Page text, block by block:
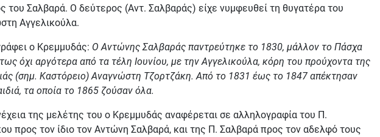
του Σαλβαρά. Ο δεύτερος (Αντ. Σαλβαράς) είχε νυμφευθεί τη θυγατέρα του
Αγγελικούλα.
ο Κρεμμυδάς: Ο Αντώνης Σαλβαράς παντρεύτηκε το 1830, μάλλον το Πάσχα
όχι αργότερα από τα τέλη Ιουνίου, με την Αγγελικούλα, κόρη του προύχοντα της
(σημ. Καστόρειο) Αναγνώστη Τζορτζάκη. Από το 1831 έως το 1847 απέκτησαν
τα οποία το 1865 ζούσαν όλα.
της μελέτης του ο Κρεμμυδάς αναφέρεται σε αλληλογραφία του Π.
προς τον ίδιο τον Αντώνη Σαλβαρά, και της Π. Σαλβαρά προς τον αδελφό τους